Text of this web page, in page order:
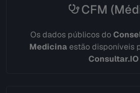
CFM
Os dados públicos do
Medicinaestão disponíveis
Consultar.IO